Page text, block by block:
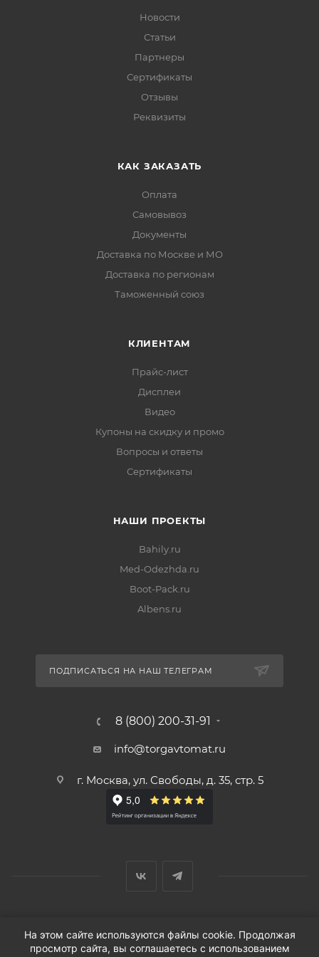
Новости
Статьи
Партнеры
Сертификаты
Отзывы
Реквизиты
КАК ЗАКАЗАТЬ
Оплата
Самовывоз
Документы
Доставка по Москве и МО
Доставка по регионам
Таможенный союз
КЛИЕНТАМ
Прайс-лист
Дисплеи
Видео
Купоны на скидку и промо
Вопросы и ответы
Сертификаты
НАШИ ПРОЕКТЫ
Bahily.ru
Med-Odezhda.ru
Boot-Pack.ru
Albens.ru
ПОДПИСАТЬСЯ НА НАШ ТЕЛЕГРАМ
8 (800) 200-31-91
info@torgavtomat.ru
г. Москва, ул. Свободы, д. 35, стр. 5
© ООО «Вендорс», 1999-2026 г.
На этом сайте используются файлы cookie. Продолжая
просмотр сайта, вы соглашаетесь с использованием